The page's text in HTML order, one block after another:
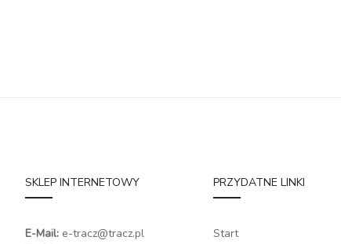
SKLEP INTERNETOWY
E-Mail: e-tracz@tracz.pl
PRZYDATNE LINKI
Start